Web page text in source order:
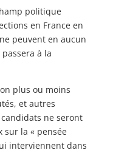
politique
en France en
peuvent en aucun
à la
plus ou moins
et autres
ne seront
sur la « pensée
interviennent dans